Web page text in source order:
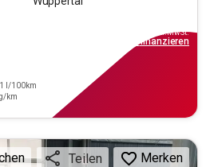
l/100km
km
inkl.MwSt.
finanzieren
Teilen Merken